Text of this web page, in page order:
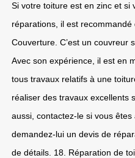
Si votre toiture est en zinc et si
réparations, il est
Couverture. C’est un couvreur
Avec son expérience, il est en
tous travaux relatifs à une
réaliser des travaux excellents
aussi, contactez-le si vous
demandez-lui un devis de
de détails. 18. Réparation de